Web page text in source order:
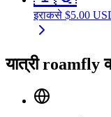
इराकसे $5.00
यात्री roamfly